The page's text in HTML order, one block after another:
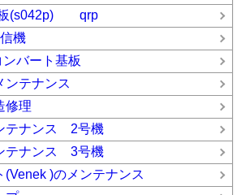
板(s042p) qrp
機
バート基板
テナンス
修理
テナンス 2号機
テナンス 3号機
)のメンテナンス